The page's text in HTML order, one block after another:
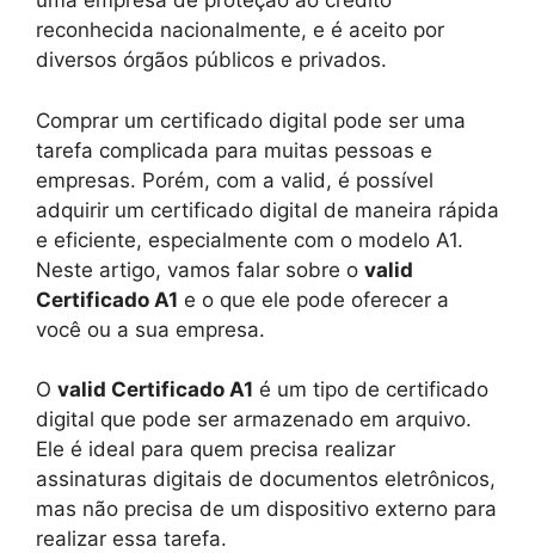
reconhecida nacionalmente, e é aceito por
diversos órgãos públicos e privados.
Comprar um certificado digital pode ser uma
tarefa complicada para muitas pessoas e
empresas. Porém, com a valid, é possível
adquirir um certificado digital de maneira rápida
e eficiente, especialmente com o modelo A1.
Neste artigo, vamos falar sobre o valid
Certificado A1 e o que ele pode oferecer a
você ou a sua empresa.
O valid Certificado A1 é um tipo de certificado
digital que pode ser armazenado em arquivo.
Ele é ideal para quem precisa realizar
assinaturas digitais de documentos eletrônicos,
mas não precisa de um dispositivo externo para
realizar essa tarefa.